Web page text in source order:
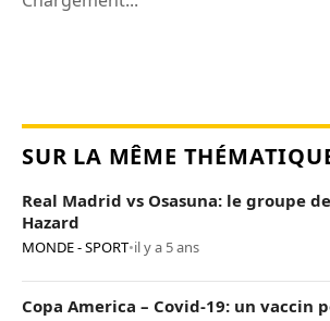
SUR LA MÊME
Real Madrid vs Osasuna: le groupe
Hazard
MONDE - SPORT•il y a 5 ans
Copa America – Covid-19: un vaccin